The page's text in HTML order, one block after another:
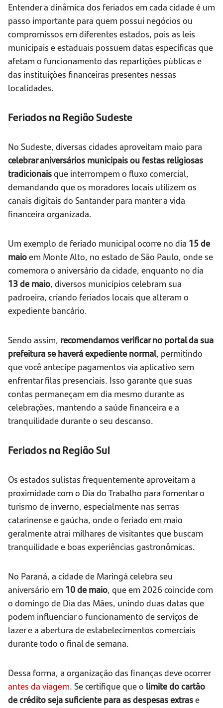
Entender a dinâmica dos feriados em cada cidade é um
passo importante para quem possui negócios ou
compromissos em diferentes estados, pois as leis
municipais e estaduais possuem datas específicas que
afetam o funcionamento das repartições públicas e
das instituições financeiras presentes nessas
localidades.
Feriados na Região Sudeste
No Sudeste, diversas cidades aproveitam maio para
celebrar aniversários municipais ou festas religiosas
tradicionaisque interrompem o fluxo comercial,
demandando que os moradores locais utilizem os
canais digitais do Santander para manter a vida
financeira organizada.
Um exemplo de feriado municipal ocorre no dia 15 de
maioem Monte Alto, no estado de São Paulo, onde se
comemora o aniversário da cidade, enquanto no dia
13 de maio, diversos municípios celebram sua
padroeira, criando feriados locais que alteram o
expediente bancário.
Sendo assim, recomendamos verificar no portal da sua
prefeitura se haverá expediente normal, permitindo
que você antecipe pagamentos via aplicativo sem
enfrentar filas presenciais. Isso garante que suas
contas permaneçam em dia mesmo durante as
celebrações, mantendo a saúde financeira e a
tranquilidade durante o seu descanso.
Feriados na Região Sul
Os estados sulistas frequentemente aproveitam a
proximidade com o Dia do Trabalho para fomentar o
turismo de inverno, especialmente nas serras
catarinense e gaúcha, onde o feriado em maio
geralmente atrai milhares de visitantes que buscam
tranquilidade e boas experiências gastronômicas.
No Paraná, a cidade de Maringá celebra seu
aniversário em 10 de maio, que em 2026 coincide com
o domingo de Dia das Mães, unindo duas datas que
podem influenciar o funcionamento de serviços de
lazer e a abertura de estabelecimentos comerciais
durante todo o final de semana.
Dessa forma, a organização das finanças deve ocorrer
antes da viagem. Se certifique que o limite do cartão
de crédito seja suficiente para as despesas extrase